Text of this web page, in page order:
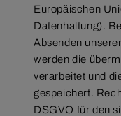
Europäischen
Datenhaltung).
Absenden
werden die
verarbeitet und
gespeichert.
DSGVO für den